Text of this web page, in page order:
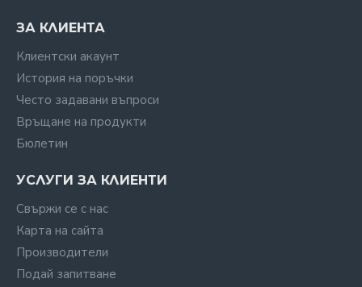
ЗА КЛИЕНТА
Клиентски акаунт
История на поръчки
Често задавани въпроси
Връщане на продукти
Бюлетин
УСЛУГИ ЗА КЛИЕНТИ
Свържи се с нас
Карта на сайта
Производители
Подай запитване